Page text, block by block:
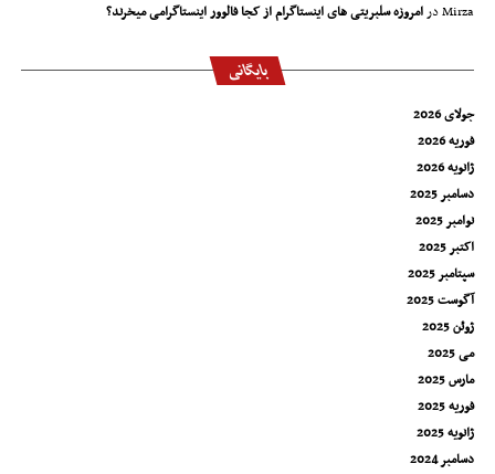
Mirzaدرامروزه سلبریتی های اینستاگرام از کجا فالوور اینستاگرامی میخرند؟
بایگانی
جولای 2026
فوریه 2026
ژانویه 2026
دسامبر 2025
نوامبر 2025
اکتبر 2025
سپتامبر 2025
آگوست 2025
ژوئن 2025
می 2025
مارس 2025
فوریه 2025
ژانویه 2025
دسامبر 2024